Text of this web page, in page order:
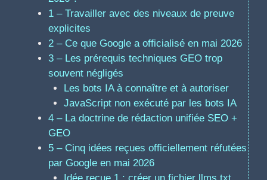
1 – Travailler avec des niveaux de preuve
explicites
2 – Ce que Google a officialisé en mai 2026
3 – Les prérequis techniques GEO trop
souvent négligés
Les bots IA à connaître et à autoriser
JavaScript non exécuté par les bots IA
4 – La doctrine de rédaction unifiée SEO +
GEO
5 – Cinq idées reçues officiellement réfutées
par Google en mai 2026